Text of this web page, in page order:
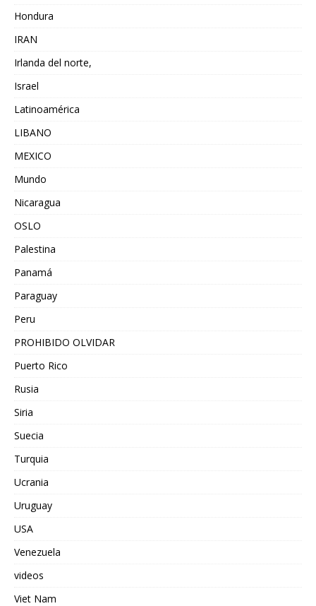
Hondura
IRAN
Irlanda del norte,
Israel
Latinoamérica
LIBANO
MEXICO
Mundo
Nicaragua
OSLO
Palestina
Panamá
Paraguay
Peru
PROHIBIDO OLVIDAR
Puerto Rico
Rusia
Siria
Suecia
Turquia
Ucrania
Uruguay
USA
Venezuela
videos
Viet Nam